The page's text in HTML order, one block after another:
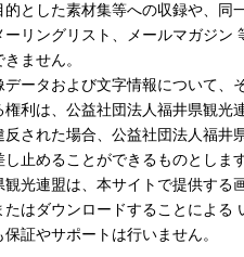
とした素材集等への収録や、同
ーリングリスト、メールマガジン
ません。
ータおよび文字情報について、
利は、公益社団法人福井県観光
反された場合、公益社団法人福井
し止めることができるものとしま
光連盟は、本サイトで提供する
たはダウンロードすることによる
証やサポートは行いません。